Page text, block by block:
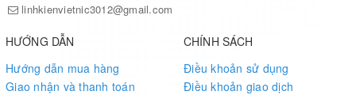
linhkienvietnic3012@gmail.com
HƯỚNG DẪN
Hướng dẫn mua hàng
Giao nhận và thanh toán
CHÍNH SÁCH
Điều khoản sử dụng
Điều khoản giao dịch